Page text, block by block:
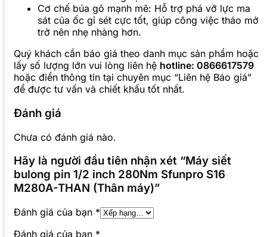
Cơ chế búa gõ mạnh mẽ: Hỗ trợ phá vỡ lực ma
sát của ốc gỉ sét cực tốt, giúp công việc tháo mở
trở nên nhẹ nhàng hơn.
Quý khách cần báo giá theo danh mục sản phẩm hoặc
lấy số lượng lớn vui lòng liên hệ hotline: 0866617579
hoặc điền thông tin tại chuyên mục “Liên hệ Báo giá”
để được tư vấn và chiết khấu tốt nhất.
Đánh giá
Chưa có đánh giá nào.
Hãy là người đầu tiên nhận xét “Máy siết
bulong pin 1/2 inch 280Nm Sfunpro S16
M280A-THAN (Thân máy)”
Đánh giá của bạn *
Đánh giá của bạn *